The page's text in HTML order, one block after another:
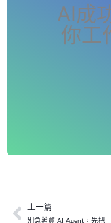
AI成
你工
上一頁
上一篇